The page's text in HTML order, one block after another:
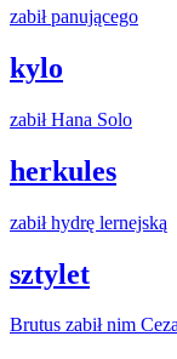
zabiłpanującego
kylo
zabiłHana Solo
herkules
zabiłhydrę lernejską
sztylet
Brutus zabiłnim